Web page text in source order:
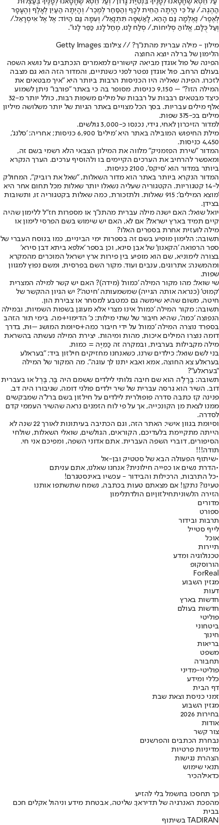
הַהֶגֶה./ עַל כִּי הָיְתָה הַחֵית לְכָף וְהַסַּחַר לְמֶכֶר/ וְהָיְתָה הַעַיִן לְאָלֶף וְהֶעָפָר
לְאֶפֶר/ נֶאֶלְמָה גַּם הָהֵא, לָאַשְׁפָּה תִּתְנָאֵל/ וְעִמָּהּ גַּם הַיּוֹד: אֶל אֶל אִיסְרָאֵל./
וְעַל כֻּלָּם, אֱלוֹהַּ סְלִיחוֹת,/ סְלַח לָנוּ, מְחַל לָנוּ, כַּפֵּר לָנוּ".
מילון - מילה עברית מהתנ"ך? // צילום: Getty Images
הלימון של ברלה יוצא החוצה
הפינה של פול אוגדן מביאה קישורים למאמרים הנכתבים על נושא השפה
בעולם הרחב. פול אוגדן נפטר לפני כשנתיים, והמדור הזה הוא גם מצבה
לזכרו. הפינה שאליה היו הכניסות הרבות ביותר היא "איך מבטאים את
המילה הזו?" – 9,150 כניסות. מסופר בה כי באתר "פורבו" ניתן לשמוע
כיצד מבטאים רבבות על רבבות של מילים משפות רבות, כולל יותר מ-32
אלף מילים עבריות. בסך הכל מצויים באתר הגיות של יותר משלושה מיליון
מילים בכ-375 שפות.
למדור הזיכרון לאחי, גידי, נכנסו כ-3,000 גולשים.
מילת החיפוש המובילה באתר היא 'מילים' 6,900 כניסות; אחריה: 'סלנג',
4,450 כניסות.
המדור "שירת הפזמניק" מלווה את המילון הצבאי הלא רשמי בשם זה,
ומאפשר להרחיב את הערכים הקיימים בו ולהוסיף ערכים. הערך הנקרא
ביותר במדור הוא 'סיקס', 2100 כניסות.
המדור הנקרא ביותר באתר הוא מדור השאלות, "שאל את רוביק", המחולק
ל-14 קטגוריות. הקטגוריה שעליה נשאלו יותר שאלות מכל תחום אחר היא
'מוצא המילים': 915 שאלות. ולתזכורת, כמה שאלות בקטגוריה זו, ותשובות
בצידן.
יואל שואל: האם ישנה מילה עברית מהתנ"ך או מספרות חז"ל ללימון שהיה
קיים תמיד בארץ ישראל? אם לא, האם יש שימוש בשם הפרסי לימון או
מילה לועזית אחרת בספרים האלו?
תשובה: הלימון מופיע בשם זה בספרות ימי הביניים, כמו בנוסח העברי של
ספר הרפואה 'הקאנון' של אבן סינא, וכן בספר 'אלפא ביתא דבן סירא'
בצורה לימוניא, שם הוא מופיע בין פירות ארץ ישראל המוכרים מהמקרא
ומהמשנה: אתרוגים, ענבים ועוד. מקור השם בפרסית, ומשם נפוץ למגוון
שפות.
שי שואל: מהו מקור המילה 'כמות' (מידה)? האם יש קשר למילה המצרית
'קמוט' (כנראה אותה הגייה) שמשמעותה 'חיטה'? יש הגיון ההקשר של
חיטה, משום שהיא שימשה גם כמטבע למסחר או צבירת הון.
תשובה: מקור המילה 'כמות' אינו מצרי אלא מעוגן בשפות השמיות, ובמילה
הנפוצה 'כמה', שהיא חיבור של שתי מילות: כ' הדימוי+מה. בימי תור הזהב
בספרד נוצרה המילה 'כמות' על ידי חיבור כמה+סיומת המושג –וּת, בדרך
דומה נוצרו המילים איכות, מהות ומיהות. יצירת המילה נעשתה בהשראת
מילה מקבילות בערבית, ובמקרה זה כַמִיֶּה = כמות.
בני לשם שואל: כילדים שרנו, כשאנחנו מחזיקים חילזון ביד: "בעראלע
בעראלע צא החוצה, אמא ואבא יתנו לך עוגה". מה המקור של המילה
"בעראלע"?
תשובה: בֶּרָלֶ'ה הוא שם חיבה גלותי לילדים ששמם היה בֶּר, בֶּרְל או בעברית
דוב. השיר הוא גרסה עברית של שיר ילדים פולני דומה, שגיבורו היה דב.
פנינה קז כתבה סדרה פופולרית לילדים על חילזון בשם ברל'ה שמבקשים
ממנו לצאת מן הקונכייה, אך על פי לוח הזמנים נראה שהשיר העממי קדם
לסדרה.
וסיומת בגוון אישי: האתר הזה, וגם הכתיבה בעיתונות לאורך 22 שנה לא
הייתה מתקיימת בלעדיכם, הקוראים, הגולשים, שואלי השאלות, שולחי
הסיפורים, דוברי השפה העברית. אתם אדוני השפה, ומפיכם אני חי.
תודה!!!
•שיתוף הפעולה הבא של סטטיק ובן-אל
•הדרת נשים או כפייה חילונית? אנחנו שאלנו, אתם עניתם
•כל התרבות, הרכילות והבידור - עכשיו באינסטגרם!
טעינו? נתקן! אם מצאתם טעות בכתבה, נשמח שתשתפו אותנו
הזירה הלשוניתחילזוןיום הולדתלימון
מדורים
ספורט
תרבות ובידור
לייף סטייל
אוכל
תיירות
טכנולוגיה ומדע
הורוסקופ
ForReal
מגזין השבוע
דעות
חדשות בארץ
חדשות בעולם
פוליטי
ביטחוני
חינוך
בריאות
משפט
תחבורה
פוליטי-מדיני
כללי ומידע
דף הבית
זמני כניסת וצאת שבת
מגזין השבוע
בחירות 2026
אודות
צור קשר
נבחרת הכתבים והפרשנים
מדיניות פרטיות
הצהרת נגישות
תנאי שימוש
כדאילהכיר
כך תחסכו בחשמל בלי להזיע
מהפכת האנרגיה של תדיראן: שליטה, אבטחת מידע וניהול אקלים חכם
בבית
בשיתוף TADIRAN